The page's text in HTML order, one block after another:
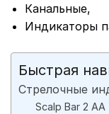
Канальные,
Индикаторы
Быстрая
Стрелочные
Scalp Bar 2 AA